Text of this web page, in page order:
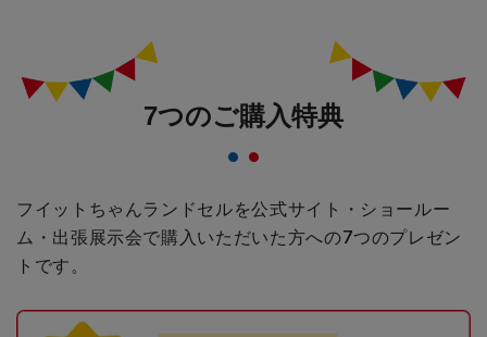
7つのご購入特典
フイットちゃんランドセルを公式サイト・ショールー
ム・出張展示会で購入いただいた方への7つのプレゼン
トです。